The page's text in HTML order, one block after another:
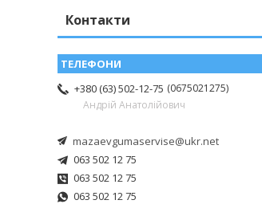
Контакти
+380 (63) 502-12-75 0675021275
Андрій Анатолійович
mazaevgumaservise@ukr.net
063 502 12 75
063 502 12 75
063 502 12 75